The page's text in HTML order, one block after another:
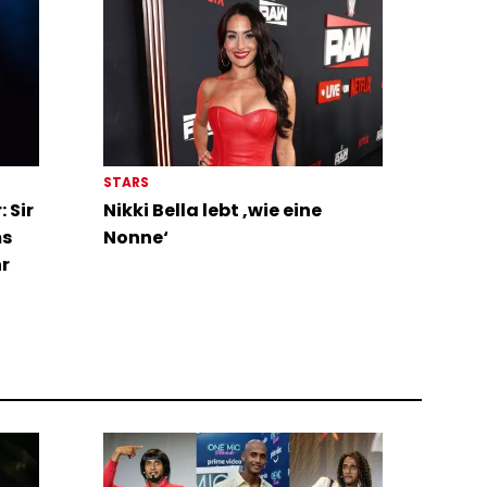
Sir
STARS
Nikki Bella lebt ‚wie eine
Nonne‘